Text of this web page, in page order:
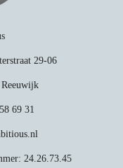
29-06
Reeuwijk
69 31
24.26.73.45